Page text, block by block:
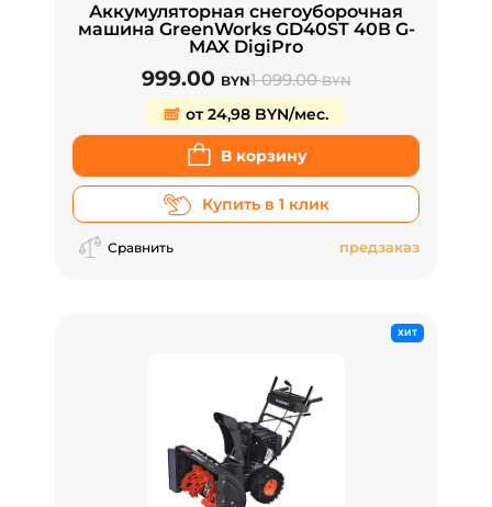
Аккумуляторная снегоуборочная
машина GreenWorks GD40ST 40В G-
MAX DigiPro
999.00 BYN1 099.00BYN
от 24,98 BYN/мес.
В корзину
Купить в 1 клик
Сравнить предзаказ
ХИТ